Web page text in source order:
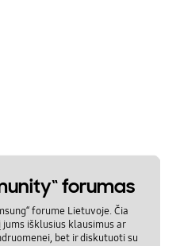
forumas
forume Lietuvoje. Čia
išklusius klausimus ar
bet ir diskutuoti su